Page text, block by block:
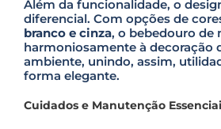
h
i
s
f
i
e
d
Além da funcionalidade, o
diferencial. Com opções de
branco e cinza, o bebedouro de
harmoniosamente à decoração
ambiente, unindo, assim,
forma elegante.
Cuidados e Manutenção